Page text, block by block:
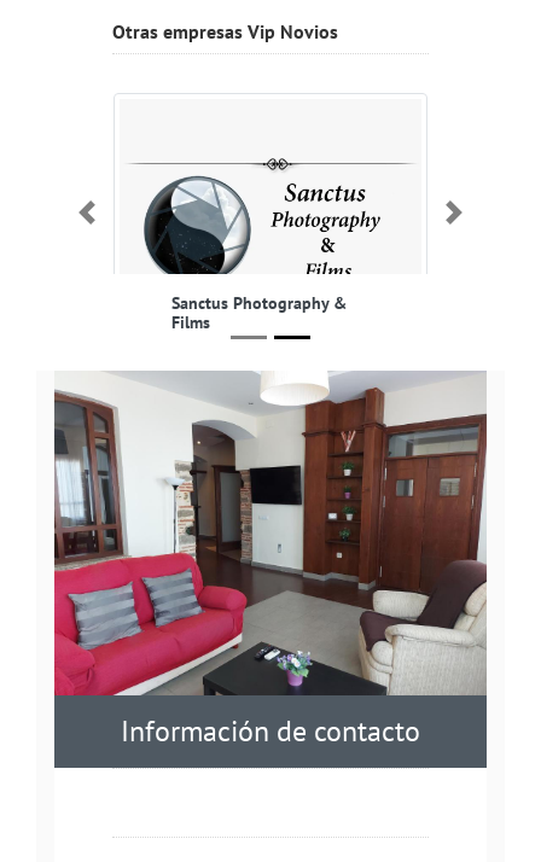
Otras empresas Vip Novios
Sanctus Photography &
Films
Anterior Proxima
Información de contacto